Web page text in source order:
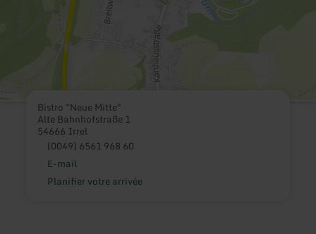
Bistro "Neue Mitte"
Alte Bahnhofstraße 1
54666 Irrel
(0049) 6561 968 60
E-mail
Planifier votre arrivée